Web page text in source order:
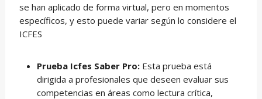
se han aplicado de forma virtual, pero en momentos
específicos, y esto puede variar según lo considere el
ICFES
Prueba Icfes Saber Pro: Esta prueba está
dirigida a profesionales que deseen evaluar sus
competencias en áreas como lectura crítica,